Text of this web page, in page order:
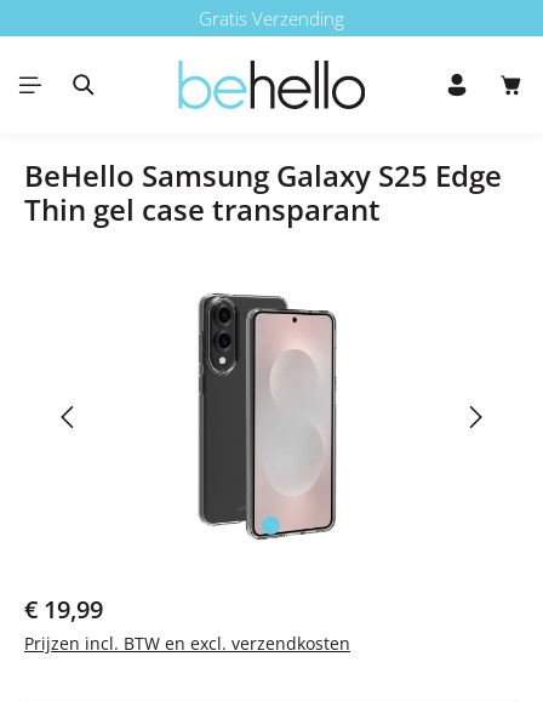
Ga naar de hoofdinhoudGratis Verzending
BeHello Samsung Galaxy S25 Edge
Thin gel case transparant
Afbeeldingengalerij overslaan
Normale prijs:
€ 19,99
Prijzen incl. BTW en excl. verzendkosten